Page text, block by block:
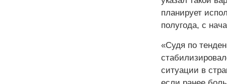
планирует
полугода, с
«Судя по
ситуации в